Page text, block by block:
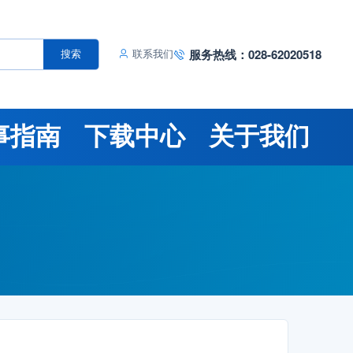
搜索 联系我们 服务热线：028-62020518
指南 下载中心 关于我们